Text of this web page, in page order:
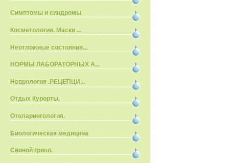
Симптомы и синдромы
Косметология. Маски ...
Неотложные состояния...
НОРМЫ ЛАБОРАТОРНЫХ А...
Неврология .РЕЦЕПЦИ...
Отдых Курорты.
Отоларингология.
Биологическая медицина
Свиной грипп.